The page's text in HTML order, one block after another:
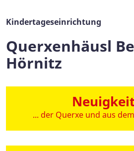
Kindertageseinrichtung
Querxenhäusl
Hörnitz
... der Querxe und aus